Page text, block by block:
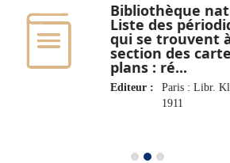
Bibliothèque
Liste des
qui se trouvent
section des
plans : ré...
Editeur :
Paris : Libr.
1911